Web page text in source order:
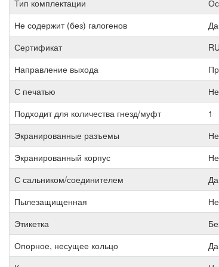
Тип комплектации
Не содержит (без) галогенов
Да
Сертификат
Направление выхода
С печатью
Подходит для количества гнезд/муфт
1
Экранированные разъемы
Экранированный корпус
С сальником/соединителем
Да
Пылезащищенная
Этикетка
Опорное, несущее кольцо
Да